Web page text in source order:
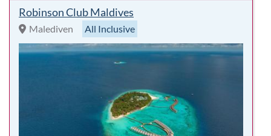
98%
Empfehlung
Für
Erwachsene